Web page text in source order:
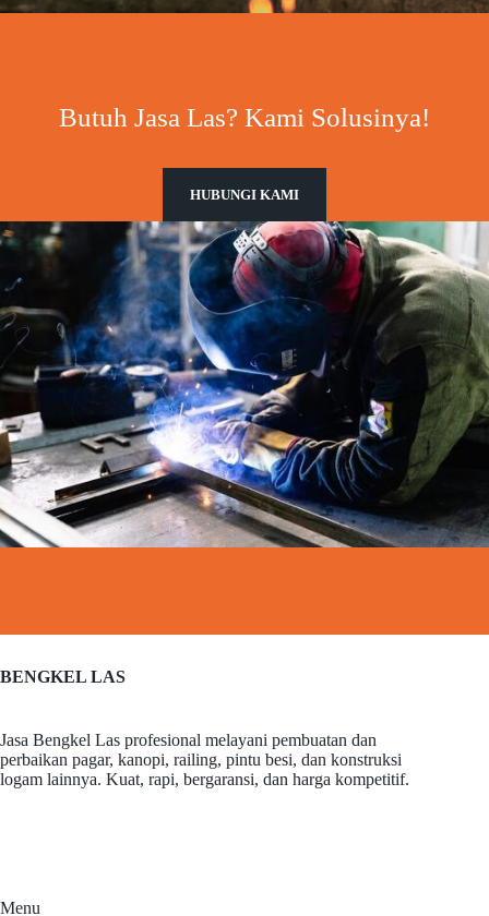
Butuh Jasa Las? Kami Solusinya!
HUBUNGI KAMI
BENGKEL LAS
Jasa Bengkel Las profesional melayani pembuatan dan
perbaikan pagar, kanopi, railing, pintu besi, dan konstruksi
logam lainnya. Kuat, rapi, bergaransi, dan harga kompetitif.
Menu